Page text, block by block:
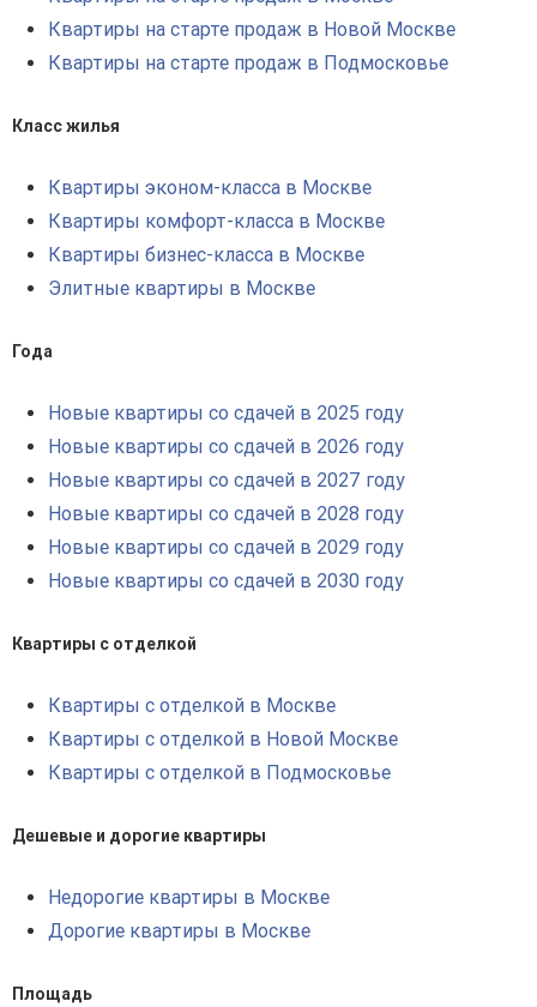
Квартиры на старте продаж в Новой Москве
Квартиры на старте продаж в Подмосковье
Класс жилья
Квартиры эконом-класса в Москве
Квартиры комфорт-класса в Москве
Квартиры бизнес-класса в Москве
Элитные квартиры в Москве
Года
Новые квартиры со сдачей в 2025 году
Новые квартиры со сдачей в 2026 году
Новые квартиры со сдачей в 2027 году
Новые квартиры со сдачей в 2028 году
Новые квартиры со сдачей в 2029 году
Новые квартиры со сдачей в 2030 году
Квартиры с отделкой
Квартиры с отделкой в Москве
Квартиры с отделкой в Новой Москве
Квартиры с отделкой в Подмосковье
Дешевые и дорогие квартиры
Недорогие квартиры в Москве
Дорогие квартиры в Москве
Площадь